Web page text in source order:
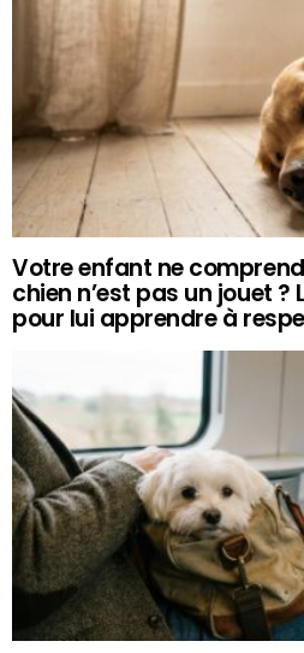
Votre enfant ne
chien n’est pas un jouet
pour lui apprendre à